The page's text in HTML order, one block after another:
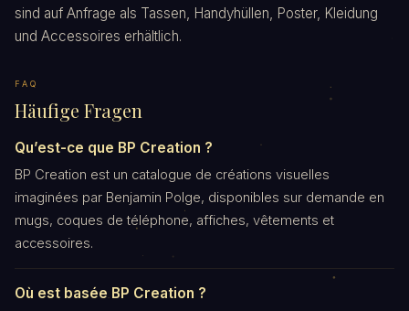
sind auf Anfrage als Tassen, Handyhüllen, Poster, Kleidung
und Accessoires erhältlich.
FAQ
Häufige Fragen
Qu’est-ce que BP Creation ?
BP Creation est un catalogue de créations visuelles
imaginées par Benjamin Polge, disponibles sur demande en
mugs, coques de téléphone, affiches, vêtements et
accessoires.
Où est basée BP Creation ?